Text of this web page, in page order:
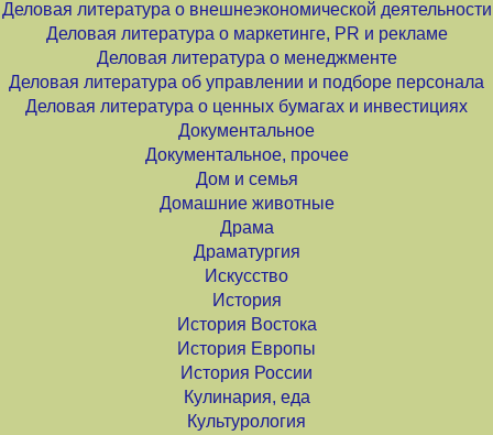
Деловая литература о внешнеэкономической деятельности
Деловая литература о маркетинге, PR и рекламе
Деловая литература о менеджменте
Деловая литература об управлении и подборе персонала
Деловая литература о ценных бумагах и инвестициях
Документальное
Документальное, прочее
Дом и семья
Домашние животные
Драма
Драматургия
Искусство
История
История Востока
История Европы
История России
Кулинария, еда
Культурология